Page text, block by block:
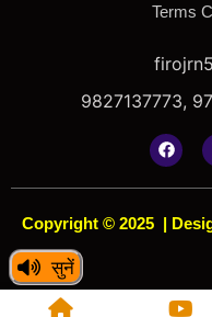
सुनें
Terms
9827137773,
Copyright © 2025 |